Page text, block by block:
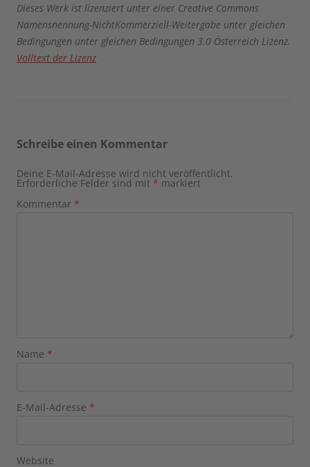
Dieses Werk ist lizenziert unter einer Creative Commons
Namensnennung-NichtKommerziell-Weitergabe unter gleichen
Bedingungen unter gleichen Bedingungen 3.0 Österreich Lizenz.
Volltext der Lizenz
Schreibe einen Kommentar
Deine E-Mail-Adresse wird nicht veröffentlicht.
Erforderliche Felder sind mit * markiert
Kommentar *
Name *
E-Mail-Adresse *
Website